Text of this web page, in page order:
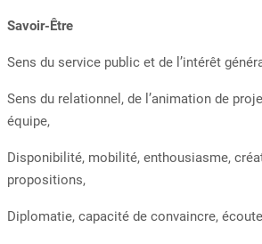
Savoir-Être
Sens du service public et de l’intérêt
Sens du relationnel, de l’animation de
équipe,
Disponibilité, mobilité, enthousiasme,
propositions,
Diplomatie, capacité de convaincre,